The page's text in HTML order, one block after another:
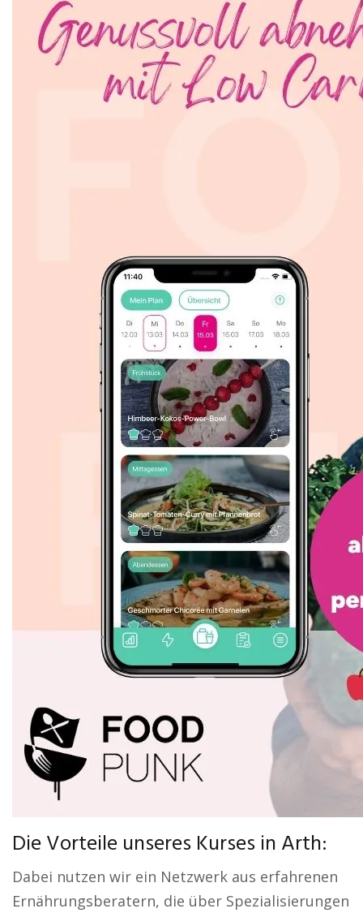
Die Vorteile unseres Kurses in Arth:
Dabei nutzen wir ein Netzwerk aus erfahrenen
Ernährungsberatern, die über Spezialisierungen